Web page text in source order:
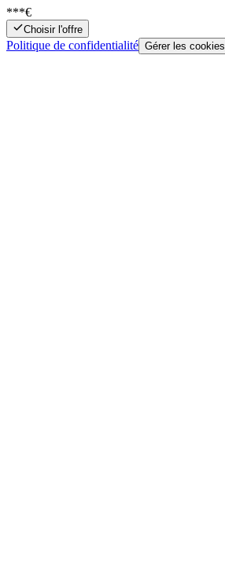
***€
Choisir l'offre
Politique de confidentialité Gérer les cookies